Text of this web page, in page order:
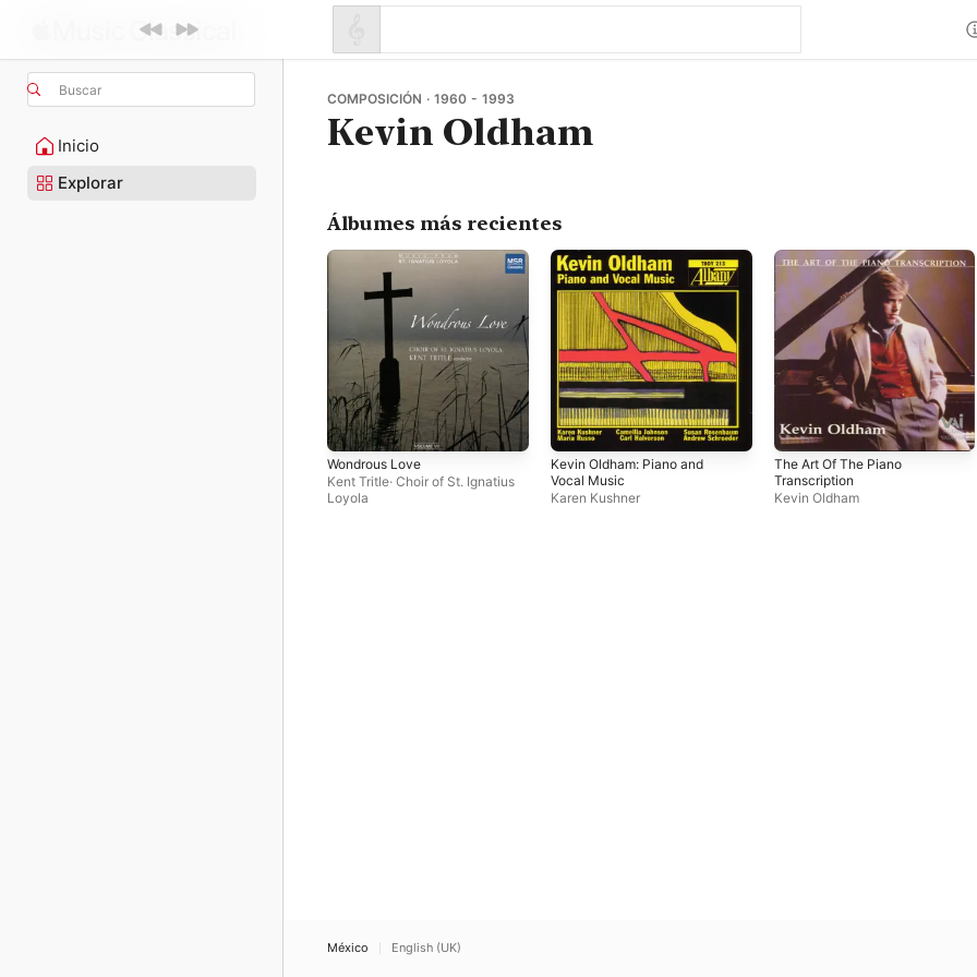
Buscar
Inicio
Explorar
COMPOSICIÓN · 1960 - 1993
Kevin Oldham
Álbumes más recientes
Wondrous Love
Kent Tritle· Choir of St. Ignatius
Loyola
Kevin Oldham: Piano and
Vocal Music
Karen Kushner
The Art Of The Piano
Transcription
Kevin Oldham
México English (UK)